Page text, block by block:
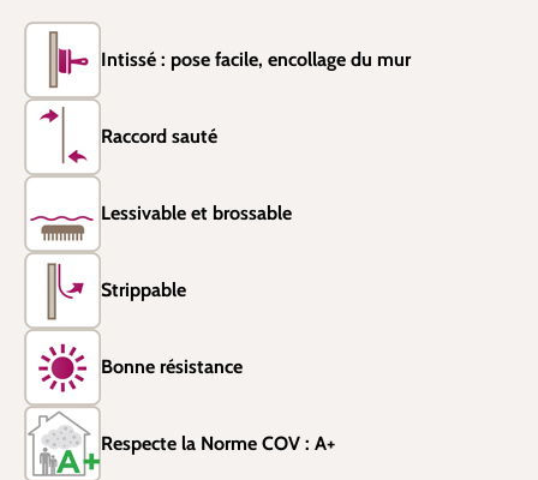
Intissé : pose facile, encollage du mur
Raccord sauté
Lessivable et brossable
Strippable
Bonne résistance
Respecte la Norme COV : A+